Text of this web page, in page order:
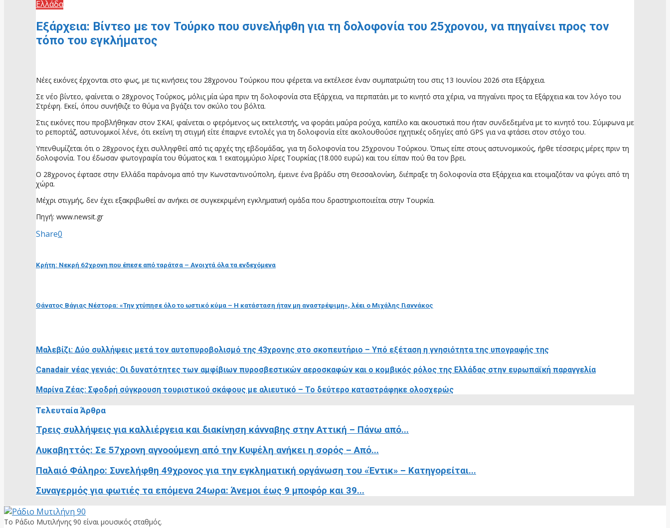
Ελλάδα
Εξάρχεια: Βίντεο με τον Τούρκο που συνελήφθη για τη δολοφονία του 25χρονου, να πηγαίνει προς τον
τόπο του εγκλήματος
Νέες εικόνες έρχονται στο φως, με τις κινήσεις του 28χρονου Τούρκου που φέρεται να εκτέλεσε έναν συμπατριώτη του στις 13 Ιουνίου 2026 στα Εξάρχεια.
Σε νέο βίντεο, φαίνεται ο 28χρονος Τούρκος, μόλις μία ώρα πριν τη δολοφονία στα Εξάρχεια, να περπατάει με το κινητό στα χέρια, να πηγαίνει προς τα Εξάρχεια και τον λόγο του
Στρέφη. Εκεί, όπου συνήθιζε το θύμα να βγάζει τον σκύλο του βόλτα.
Στις εικόνες που προβλήθηκαν στον ΣΚΑΪ, φαίνεται ο φερόμενος ως εκτελεστής, να φοράει μαύρα ρούχα, καπέλο και ακουστικά που ήταν συνδεδεμένα με το κινητό του. Σύμφωνα με
το ρεπορτάζ, αστυνομικοί λένε, ότι εκείνη τη στιγμή είτε έπαιρνε εντολές για τη δολοφονία είτε ακολουθούσε ηχητικές οδηγίες από GPS για να φτάσει στον στόχο του.
Υπενθυμίζεται ότι ο 28χρονος έχει συλληφθεί από τις αρχές της εβδομάδας, για τη δολοφονία του 25χρονου Τούρκου. Όπως είπε στους αστυνομικούς, ήρθε τέσσερις μέρες πριν τη
δολοφονία. Του έδωσαν φωτογραφία του θύματος και 1 εκατομμύριο λίρες Τουρκίας (18.000 ευρώ) και του είπαν πού θα τον βρει.
Ο 28χρονος έφτασε στην Ελλάδα παράνομα από την Κωνσταντινούπολη, έμεινε ένα βράδυ στη Θεσσαλονίκη, διέπραξε τη δολοφονία στα Εξάρχεια και ετοιμαζόταν να φύγει από τη
χώρα.
Μέχρι στιγμής, δεν έχει εξακριβωθεί αν ανήκει σε συγκεκριμένη εγκληματική ομάδα που δραστηριοποιείται στην Τουρκία.
Πηγή: www.newsit.gr
Share0
Κρήτη: Νεκρή 62χρονη που έπεσε από ταράτσα – Ανοιχτά όλα τα ενδεχόμενα
Θάνατος Βάγιας Νέστορα: «Την χτύπησε όλο το ωστικό κύμα – Η κατάσταση ήταν μη αναστρέψιμη», λέει ο Μιχάλης Γιαννάκος
Μαλεβίζι: Δύο συλλήψεις μετά τον αυτοπυροβολισμό της 43χρονης στο σκοπευτήριο – Υπό εξέταση η γνησιότητα της υπογραφής της
Canadair νέας γενιάς: Οι δυνατότητες των αμφίβιων πυροσβεστικών αεροσκαφών και ο κομβικός ρόλος της Ελλάδας στην ευρωπαϊκή παραγγελία
Μαρίνα Ζέας: Σφοδρή σύγκρουση τουριστικού σκάφους με αλιευτικό – Το δεύτερο καταστράφηκε ολοσχερώς
Τελευταία Άρθρα
Τρεις συλλήψεις για καλλιέργεια και διακίνηση κάνναβης στην Αττική – Πάνω από...
Λυκαβηττός: Σε 57χρονη αγνοούμενη από την Κυψέλη ανήκει η σορός – Από...
Παλαιό Φάληρο: Συνελήφθη 49χρονος για την εγκληματική οργάνωση του «Έντικ» – Κατηγορείται...
Συναγερμός για φωτιές τα επόμενα 24ωρα: Άνεμοι έως 9 μποφόρ και 39...
Το Ράδιο Μυτιλήνης 90 είναι μουσικός σταθμός.